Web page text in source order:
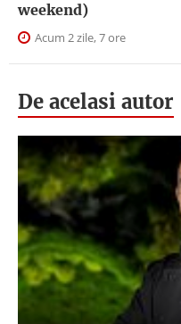
weekend)
Acum 2 zile, 7 ore
De acelasi autor